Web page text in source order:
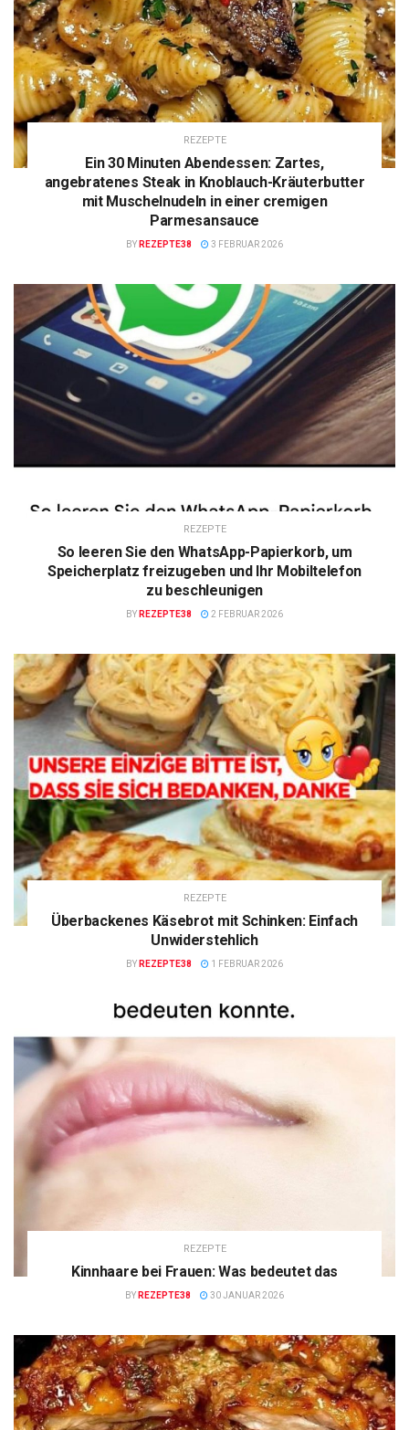
REZEPTE
Ein 30 Minuten Abendessen: Zartes,
angebratenes Steak in Knoblauch-Kräuterbutter
mit Muschelnudeln in einer cremigen
Parmesansauce
BY REZEPTE38 3 FEBRUAR 2026
REZEPTE
So leeren Sie den WhatsApp-Papierkorb, um
Speicherplatz freizugeben und Ihr Mobiltelefon
zu beschleunigen
BY REZEPTE38 2 FEBRUAR 2026
REZEPTE
Überbackenes Käsebrot mit Schinken: Einfach
Unwiderstehlich
BY REZEPTE38 1 FEBRUAR 2026
REZEPTE
Kinnhaare bei Frauen: Was bedeutet das
BY REZEPTE38 30 JANUAR 2026